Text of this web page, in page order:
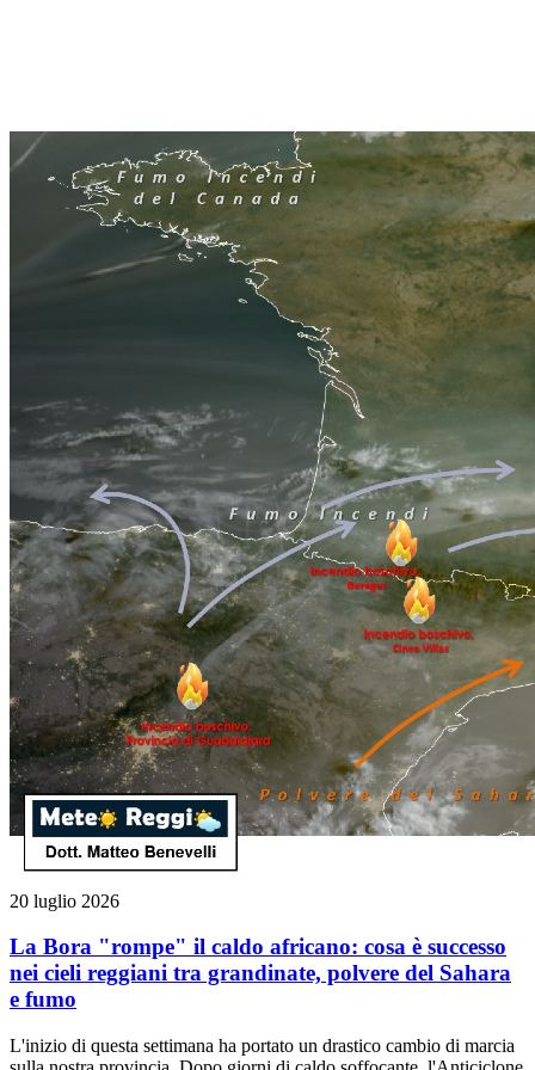
20 luglio 2026
La Bora "rompe" il caldo africano: cosa è successo
nei cieli reggiani tra grandinate, polvere del Sahara
e fumo
L'inizio di questa settimana ha portato un drastico cambio di marcia